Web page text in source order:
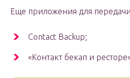
Еще приложения для
Contact Backup;
«Контакт бекап и